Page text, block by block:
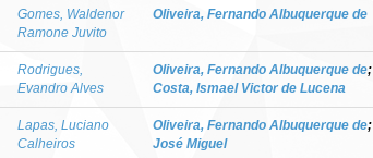
Gomes, Waldenor
Ramone Juvito
Oliveira, Fernando Albuquerque de
Rodrigues,
Evandro Alves
Oliveira, Fernando Albuquerque de;
Costa, Ismael Victor de Lucena
Lapas, Luciano
Calheiros
Oliveira, Fernando Albuquerque de;
José Miguel